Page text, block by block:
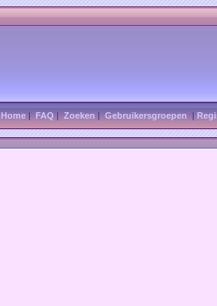
Home|FAQ|Zoeken|Gebruikersgroepen|